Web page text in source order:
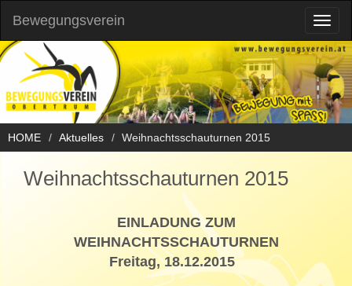
Bewegungsverein
HOME Aktuelles Weihnachtsschauturnen 2015
Weihnachtsschauturnen 2015
EINLADUNG ZUM
WEIHNACHTSSCHAUTURNEN
Freitag, 18.12.2015